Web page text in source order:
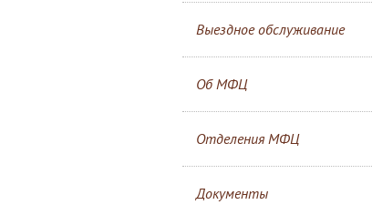
Выездное обслуживание
Об МФЦ
Отделения МФЦ
Документы